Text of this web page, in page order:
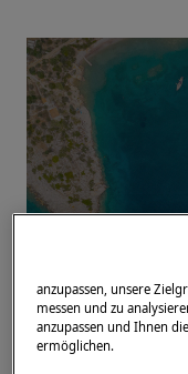
anzupassen, unsere
messen und zu
anzupassen und Ihnen
ermöglichen.